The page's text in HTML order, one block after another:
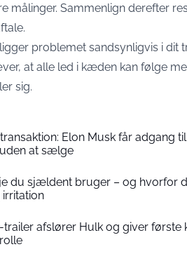
målinger. Sammenlign derefter
problemet sandsynligvis i dit
at alle led i kæden kan følge
sig.
Elon Musk får adgang
at sælge
du sjældent bruger – og hvorfor
irritation
afslører Hulk og giver første